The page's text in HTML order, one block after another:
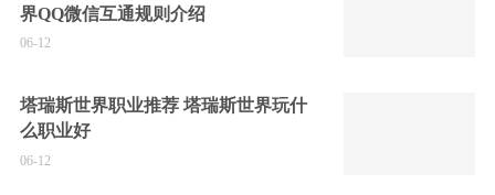
界QQ微信互通规则介绍
06-12
塔瑞斯世界职业推荐 塔瑞斯世界玩什
么职业好
06-12